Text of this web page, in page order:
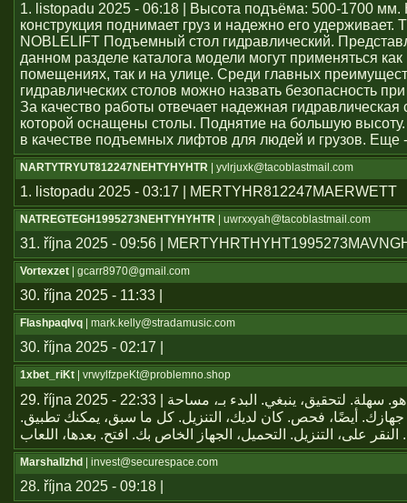
1. listopadu 2025 - 06:18 | Высота подъёма: 500-1700
конструкция поднимает груз и надежно его удерживает.
NOBLELIFT Подъемный стол гидравлический.
данном разделе каталога модели могут применяться
помещениях, так и на улице. Среди главных
гидравлических столов можно назвать безопасность
За качество работы отвечает надежная гидравлическая
которой оснащены столы. Поднятие на большую
в качестве подъемных лифтов для людей и грузов. Еще
NARTYTRYUT812247NEHTYHYHTR | yvlrjuxk@tacoblastmail.com
1. listopadu 2025 - 03:17 | MERTYHR812247MAERWETT
NATREGTEGH1995273NEHTYHYHTR | uwrxxyah@tacoblastmail.com
31. října 2025 - 09:56 |
Vortexzet | gcarr8970@gmail.com
30. října 2025 - 11:33 |
Flashpaqlvq | mark.kelly@stradamusic.com
30. října 2025 - 02:17 |
1xbet_riKt | vrwylfzpeKt@problemno.shop
29. října 2025 - 22:33 | يعتبر تطبيق هو. سهلة. لتحقيق، ينبغي. البدء بـ، مساحة
أيضًا، فحص. كان لديك، التنزيل. كل ما سبق، يمكنك تطبيق.
Marshallzhd | invest@securespace.com
28. října 2025 - 09:18 |